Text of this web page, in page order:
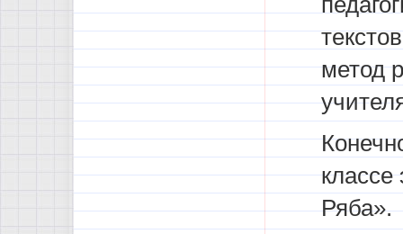
метод
классе
Ряба».